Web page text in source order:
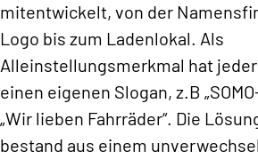
mitentwickelt, von der
Logo bis zum Ladenlokal. Als
Alleinstellungsmerkmal hat jeder
einen eigenen Slogan, z.B
„Wir lieben Fahrräder“. Die
bestand aus einem